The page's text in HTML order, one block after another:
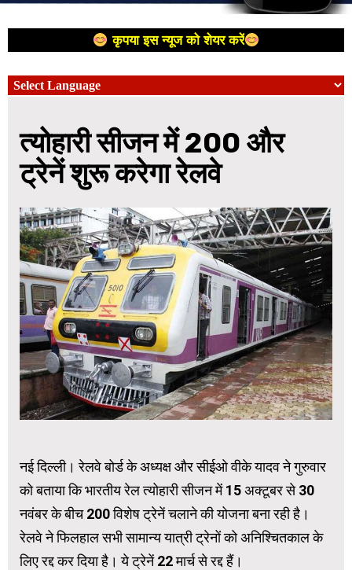
कृपया इस न्यूज को शेयर करें
त्योहारी सीजन में 200 और
ट्रेनें शुरू करेगा रेलवे
नई दिल्ली। रेलवे बोर्ड के अध्यक्ष और सीईओ वीके यादव ने गुरुवार
को बताया कि भारतीय रेल त्योहारी सीजन में 15 अक्टूबर से 30
नवंबर के बीच 200 विशेष ट्रेनें चलाने की योजना बना रही है।
रेलवे ने फिलहाल सभी सामान्य यात्री ट्रेनों को अनिश्चितकाल के
लिए रद्द कर दिया है। ये ट्रेनें 22 मार्च से रद्द हैं।